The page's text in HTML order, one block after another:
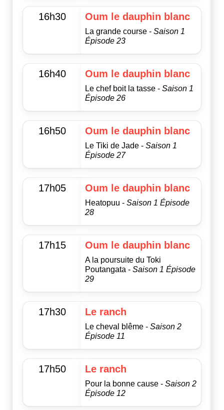
16h30 Oum le dauphin blanc
La grande course - Saison 1
Épisode 23
16h40 Oum le dauphin blanc
Le chef boit la tasse - Saison 1
Épisode 26
16h50 Oum le dauphin blanc
Le Tiki de Jade - Saison 1
Épisode 27
17h05 Oum le dauphin blanc
Heatopuu - Saison 1 Épisode
28
17h15 Oum le dauphin blanc
A la poursuite du Toki
Poutangata - Saison 1 Épisode
29
17h30 Le ranch
Le cheval blême - Saison 2
Épisode 11
17h50 Le ranch
Pour la bonne cause - Saison 2
Épisode 12